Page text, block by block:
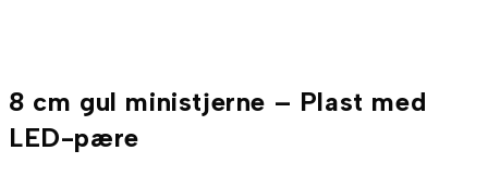
pære
antal
8 cm gul ministjerne – Plast med
LED-pære